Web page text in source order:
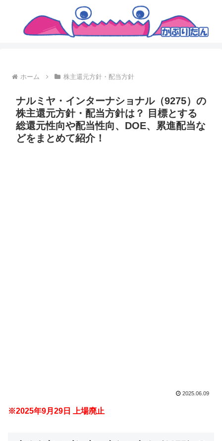
ホーム 株主還元方針・配当方針
ナルミヤ・インターナショナル（9275）の
株主還元方針・配当方針は？ 目標とする
総還元性向や配当性向、DOE、累進配当な
どをまとめて紹介！
2025.06.09
※2025年9月29日 上場廃止